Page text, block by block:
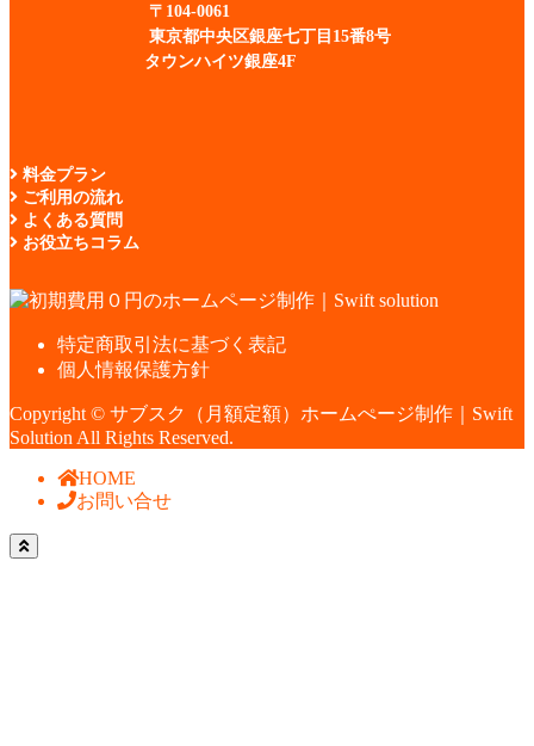
〒104-0061
東京都中央区銀座七丁目15番8号
タウンハイツ銀座4F
料金プラン
ご利用の流れ
よくある質問
お役立ちコラム
特定商取引法に基づく表記
個人情報保護方針
Copyright © サブスク（月額定額）ホームぺージ制作｜Swift
Solution All Rights Reserved.
HOME
お問い合せ